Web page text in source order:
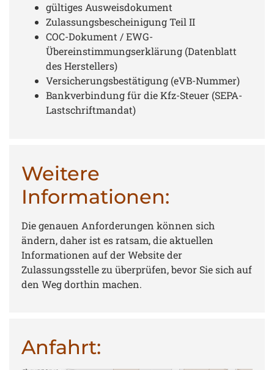
gültiges Ausweisdokument
Zulassungsbescheinigung Teil II
COC-Dokument / EWG-
Übereinstimmungserklärung (Datenblatt
des Herstellers)
Versicherungsbestätigung (eVB-Nummer)
Bankverbindung für die Kfz-Steuer (SEPA-
Lastschriftmandat)
Weitere
Informationen:
Die genauen Anforderungen können sich
ändern, daher ist es ratsam, die aktuellen
Informationen auf der Website der
Zulassungsstelle zu überprüfen, bevor Sie sich auf
den Weg dorthin machen.
Anfahrt: